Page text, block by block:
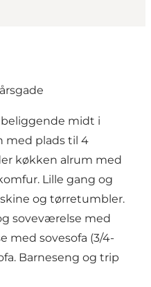
beliggende midt i
med plads til 4
køkken alrum med
Lille gang og
og tørretumbler.
soveværelse med
med sovesofa (3/4-
Barneseng og trip